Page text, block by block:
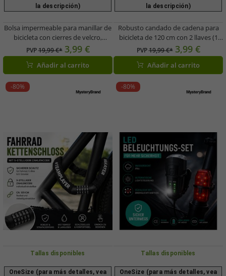
la descripción)
Bolsa impermeable para manillar de
bicicleta con cierres de velcro,
capacidad aproximada de 9 L,
A0001919, color negro
PVP19,99 €* 3,99 €
Añadir al carrito
la descripción)
Robusto candado de cadena para
bicicleta de 120 cm con 2 llaves (1
con luz LED) – Mecanismo de cierre
automático – Funda de tela – Negro
(A0008346)
PVP19,99 €* 3,99 €
Añadir al carrito
-80%
Tallas disponibles
OneSize (para más detalles, vea
-80%
Tallas disponibles
OneSize (para más detalles, vea